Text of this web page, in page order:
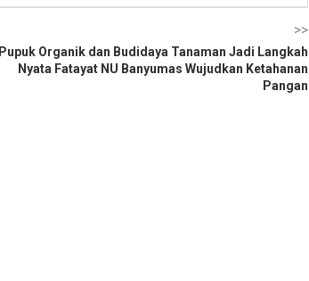
>>
Pupuk Organik dan Budidaya Tanaman Jadi Langkah
Nyata Fatayat NU Banyumas Wujudkan Ketahanan
Pangan